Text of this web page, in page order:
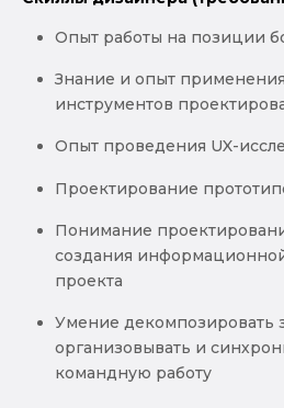
Опыт работы на позиции
Знание и опыт
инструментов
Опыт проведения UX-
Проектирование
Понимание
создания
проекта
Умение декомпозировать
организовывать и
командную работу